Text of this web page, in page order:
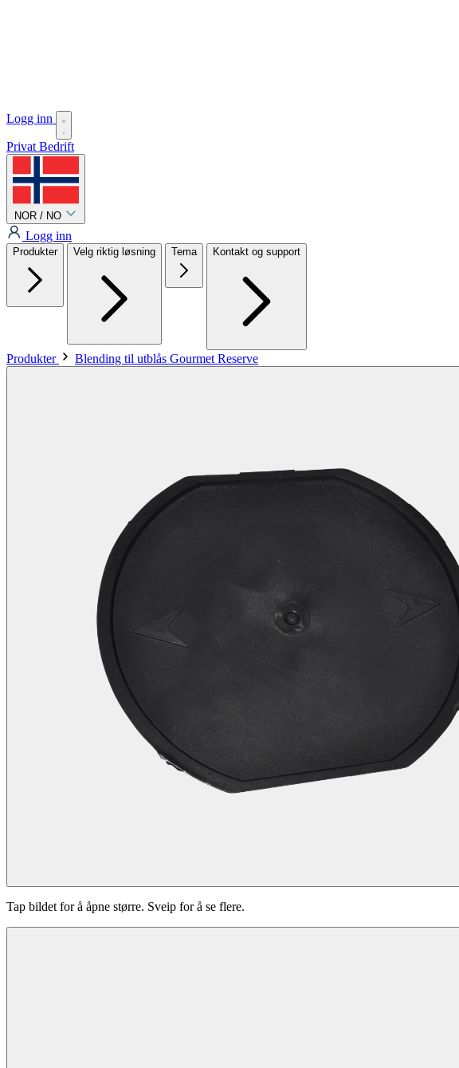
Logg inn
Privat Bedrift
NOR / NO
Logg inn
Produkter Velg riktig løsning Tema Kontakt og support
Produkter Blending til utblås Gourmet Reserve
Tap bildet for å åpne større. Sveip for å se flere.